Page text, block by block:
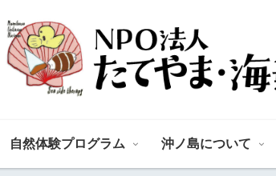
自然体験プログラム 沖ノ島について